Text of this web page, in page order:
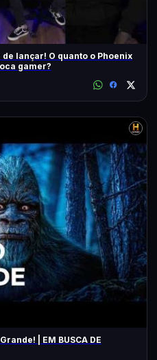
de lançar! O quanto o Phoenix
gamer?
| EM BUSCA DE